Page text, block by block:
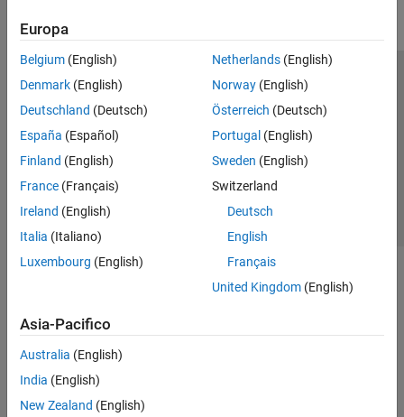
Europa
Belgium (English)
Denmark (English)
Deutschland (Deutsch)
España (Español)
Finland (English)
France (Français)
Ireland (English)
Italia (Italiano)
Luxembourg (English)
Netherlands(English)
Norway(English)
Österreich (Deutsch)
Portugal (English)
Sweden (English)
Switzerland
Deutsch
English
Français
United Kingdom(English)
Asia-Pacifico
Australia (English)
India (English)
New Zealand (English)
Centro di fiducia
Informativa sulla privacy
Antipirateria
Stato dell'applicazione
Contatti
© 1994-2026 The MathWorks, Inc.